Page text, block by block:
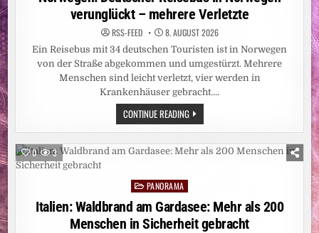
verunglückt – mehrere Verletzte
RSS-FEED 8. AUGUST 2026
Ein Reisebus mit 34 deutschen Touristen ist in Norwegen
von der Straße abgekommen und umgestürzt. Mehrere
Menschen sind leicht verletzt, vier werden in
Krankenhäuser gebracht….
CONTINUE READINGNORWEGEN:
DEUTSCHER
REISEBUS
NORWEGEN
VERUNGLÜCKT
0 3
Posted
in
PANORAMA
Italien: Waldbrand am Gardasee: Mehr als 200
Menschen in Sicherheit gebracht